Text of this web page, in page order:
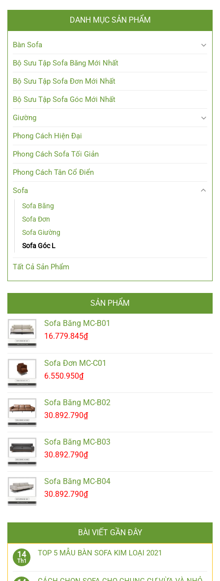
DANH MỤC SẢN PHẨM
Bàn Sofa
Bộ Sưu Tập Sofa Băng Mới Nhất
Bộ Sưu Tập Sofa Đơn Mới Nhất
Bộ Sưu Tập Sofa Góc Mới Nhất
Giường
Phong Cách Hiện Đại
Phong Cách Sofa Tối Giản
Phong Cách Tân Cổ Điển
Sofa
Sofa Băng
Sofa Đơn
Sofa Giường
Sofa Góc L
Tất Cả Sản Phẩm
SẢN PHẨM
Sofa Băng MC-B01
16.779.845₫
Sofa Đơn MC-C01
6.550.950₫
Sofa Băng MC-B02
30.892.790₫
Sofa Băng MC-B03
30.892.790₫
Sofa Băng MC-B04
30.892.790₫
BÀI VIẾT GẦN ĐÂY
14
Th1
TOP 5 MẪU BÀN SOFA KIM LOẠI 2021